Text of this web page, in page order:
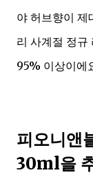
야 허브향이 제
리 사계절 정규
95% 이상이에
피오니앤
30ml을